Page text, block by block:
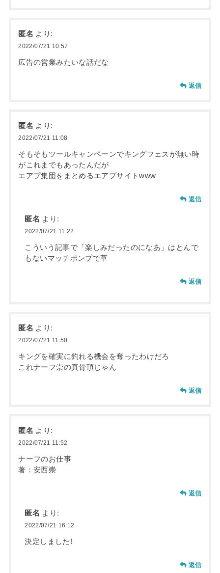
匿名 より:
2022/07/21 10:57
広告の営業みたいな話だな
返信
匿名 より:
2022/07/21 11:08
そもそもツールキャンペーンでキングフェスが無い時
がこれまでもあったんだが
エアプ集団をまとめるエアプサイトwww
返信
匿名 より:
2022/07/21 11:22
こういう記事で「楽しみだったのになあ」はとんで
もないマッチポンプで草
返信
匿名 より:
2022/07/21 11:50
キングを確実に釣れる機会を奪ったわけだろ
これナーフ崇の真骨頂じゃん
返信
匿名 より:
2022/07/21 11:52
ナーフのお仕事
著：安西崇
返信
匿名 より:
2022/07/21 16:12
決定しました!
返信